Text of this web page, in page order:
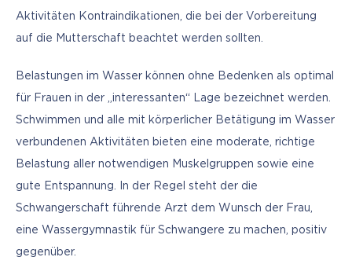
Aktivitäten Kontraindikationen, die bei der Vorbereitung
auf die Mutterschaft beachtet werden sollten.
Belastungen im Wasser können ohne Bedenken als optimal
für Frauen in der „interessanten“ Lage bezeichnet werden.
Schwimmen und alle mit körperlicher Betätigung im Wasser
verbundenen Aktivitäten bieten eine moderate, richtige
Belastung aller notwendigen Muskelgruppen sowie eine
gute Entspannung. In der Regel steht der die
Schwangerschaft führende Arzt dem Wunsch der Frau,
eine Wassergymnastik für Schwangere zu machen, positiv
gegenüber.